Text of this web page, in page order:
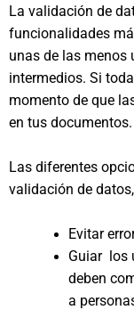
La validación de
funcionalidades
unas de las menos
intermedios. Si
momento de que
en tus documentos.
Las diferentes
validación de
Evitar
Guiar los
deben
a